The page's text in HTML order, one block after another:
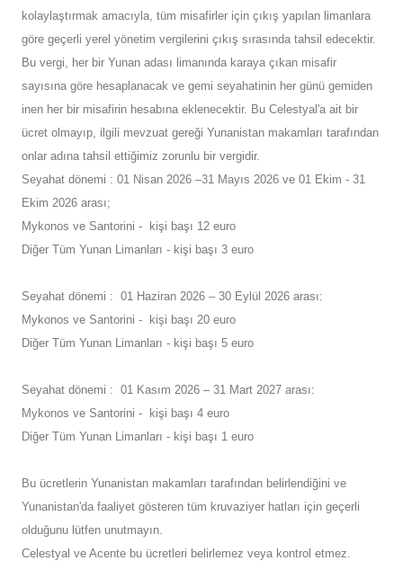
kolaylaştırmak amacıyla, tüm misafirler için çıkış yapılan limanlara
göre geçerli yerel yönetim vergilerini çıkış sırasında tahsil edecektir.
Bu vergi, her bir Yunan adası limanında karaya çıkan misafir
sayısına göre hesaplanacak ve gemi seyahatinin her günü gemiden
inen her bir misafirin hesabına eklenecektir. Bu Celestyal'a ait bir
ücret olmayıp, ilgili mevzuat gereği Yunanistan makamları tarafından
onlar adına tahsil ettiğimiz zorunlu bir vergidir.
Seyahat dönemi : 01 Nisan 2026 –31 Mayıs 2026 ve 01 Ekim - 31
Ekim 2026 arası;
Mykonos ve Santorini - kişi başı 12 euro
Diğer Tüm Yunan Limanları - kişi başı 3 euro
Seyahat dönemi : 01 Haziran 2026 – 30 Eylül 2026 arası:
Mykonos ve Santorini - kişi başı 20 euro
Diğer Tüm Yunan Limanları - kişi başı 5 euro
Seyahat dönemi : 01 Kasım 2026 – 31 Mart 2027 arası:
Mykonos ve Santorini - kişi başı 4 euro
Diğer Tüm Yunan Limanları - kişi başı 1 euro
Bu ücretlerin Yunanistan makamları tarafından belirlendiğini ve
Yunanistan'da faaliyet gösteren tüm kruvaziyer hatları için geçerli
olduğunu lütfen unutmayın.
Celestyal ve Acente bu ücretleri belirlemez veya kontrol etmez.